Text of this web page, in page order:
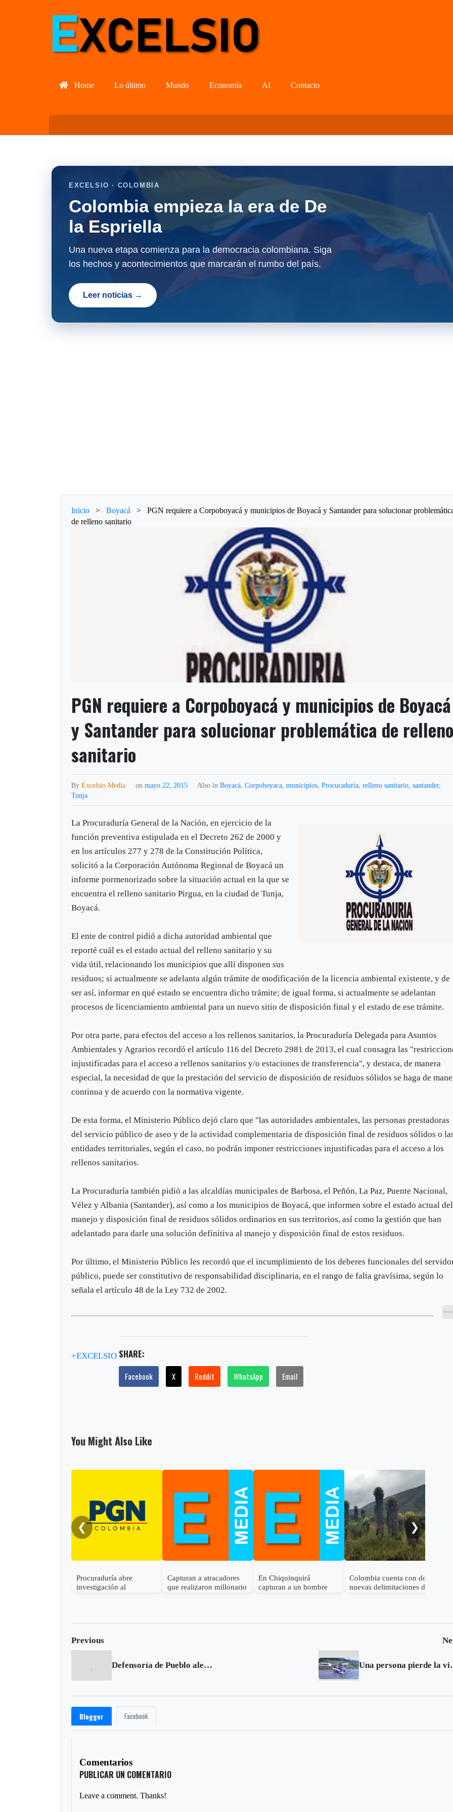
Home Lo último Mundo Economía AI Contacto
EXCELSIO · COLOMBIA
Colombia empieza la era de De
la Espriella
Una nueva etapa comienza para la democracia colombiana. Siga
los hechos y acontecimientos que marcarán el rumbo del país.
Leer noticias →
Inicio > Boyacá >
PGN requiere a Corpoboyacá y municipios de Boyacá y Santander para solucionar
de relleno sanitario
PGN requiere a Corpoboyacá y municipios de Boyacá
y Santander para solucionar problemática de relleno
sanitario
ByExcelsio Media onmayo 22, 2015 Also inBoyacá ,Corpoboyaca ,municipios ,Procuraduría ,relleno sanitario ,santander,
Tunja
La Procuraduría General de la Nación, en ejercicio de la
función preventiva estipulada en el Decreto 262 de 2000 y
en los artículos 277 y 278 de la Constitución Política,
solicitó a la Corporación Autónoma Regional de Boyacá un
informe pormenorizado sobre la situación actual en la que se
encuentra el relleno sanitario Pirgua, en la ciudad de Tunja,
Boyacá.
El ente de control pidió a dicha autoridad ambiental que
reporté cuál es el estado actual del relleno sanitario y su
vida útil, relacionando los municipios que allí disponen sus
residuos; si actualmente se adelanta algún trámite de modificación de la licencia ambiental existente, y de
ser así, informar en qué estado se encuentra dicho trámite; de igual forma, si actualmente se adelantan
procesos de licenciamiento ambiental para un nuevo sitio de disposición final y el estado de ese trámite.
Por otra parte, para efectos del acceso a los rellenos sanitarios, la Procuraduría Delegada para Asuntos
Ambientales y Agrarios recordó el artículo 116 del Decreto 2981 de 2013, el cual consagra las
injustificadas para el acceso a rellenos sanitarios y/o estaciones de transferencia", y destaca, de manera
especial, la necesidad de que la prestación del servicio de disposición de residuos sólidos se haga de
continua y de acuerdo con la normativa vigente.
De esta forma, el Ministerio Público dejó claro que "las autoridades ambientales, las personas prestadoras
del servicio público de aseo y de la actividad complementaria de disposición final de residuos sólidos o
entidades territoriales, según el caso, no podrán imponer restricciones injustificadas para el acceso a los
rellenos sanitarios.
La Procuraduría también pidió a las alcaldías municipales de Barbosa, el Peñón, La Paz, Puente Nacional,
Vélez y Albania (Santander), así como a los municipios de Boyacá, que informen sobre el estado actual del
manejo y disposición final de residuos sólidos ordinarios en sus territorios, así como la gestión que han
adelantado para darle una solución definitiva al manejo y disposición final de estos residuos.
Por último, el Ministerio Público les recordó que el incumplimiento de los deberes funcionales del
público, puede ser constitutivo de responsabilidad disciplinaria, en el rango de falta gravísima, según lo
señala el artículo 48 de la Ley 732 de 2002.
+EXCELSIO SHARE:
Facebook X Reddit WhatsApp Email
You Might Also Like
❮
Procuraduría abre
investigación al
política
Capturan a atracadores
que realizaron millonario
En Chiquinquirá
capturan a un hombre
Colombia cuenta con dos
nuevas delimitaciones de
❯
Previous
Defensoría de Pueblo alerta sobre riesgo de acciones armadas de las Farc Una persona
Blogger Facebook
Comentarios
PUBLICAR UN COMENTARIO
Leave a comment. Thanks!